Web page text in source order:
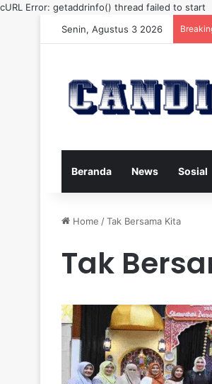
cURL Error: getaddrinfo() thread failed to start
Senin, Agustus 3 2026
Beranda News Sosial
Home /Tak Bersama Kita
Tak